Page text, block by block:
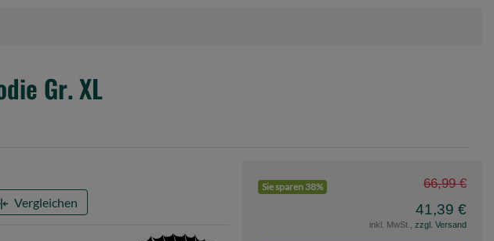
Gr. XL
Vergleichen
Sie sparen 38% 66,99 €
41,39 €
inkl. MwSt., zzgl. Versand